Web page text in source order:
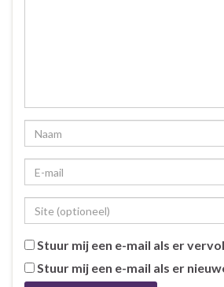
Stuur mij een e-mail als er
Stuur mij een e-mail als er